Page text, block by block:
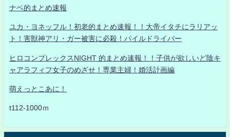
ナベ的まとめ速報
ユカ・ヨネッフル！初老的まとめ速報！！大帝イタチにラリアッ
ト！害獣神アリ・ガー被害に必殺！パイルドライバー
ヒロコンプレックスNIGHT 的まとめ速報！！子供が欲しいど陰キ
ャアラフィフ女子のめざせ！専業主婦！婚活計画編
萌えっとこあに！
t112-1000ｍ